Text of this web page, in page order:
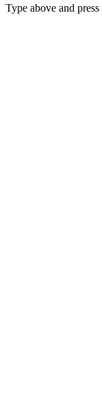
Type above and press